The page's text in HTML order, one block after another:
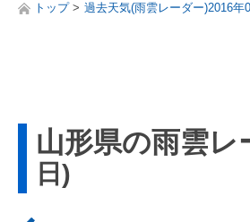
トップ 過去天気(雨雲レーダー)2016年
山形県の雨雲レ
日)